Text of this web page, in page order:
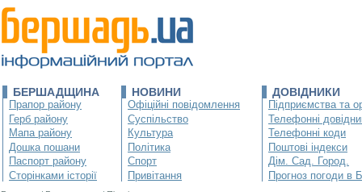
БЕРШАДЩИНА
Прапор району
Герб району
Мапа району
Дошка пошани
Паспорт району
Сторінками історії
НОВИНИ
Офіційні повідомлення
Суспільство
Культура
Політика
Спорт
Привітання
ДОВІДНИКИ
Підприємства та
Телефонні
Телефонні коди
Поштові індекси
Дім. Сад. Город.
Прогноз погоди в